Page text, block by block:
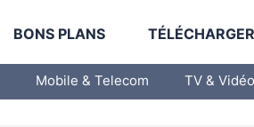
BONS PLANS
Mobile & Telecom TV & Vidéo